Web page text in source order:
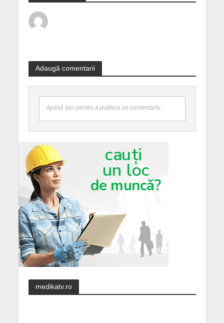
Adaugă comentarii
Apasă aici pentru a publica un comentariu
medikatv.ro